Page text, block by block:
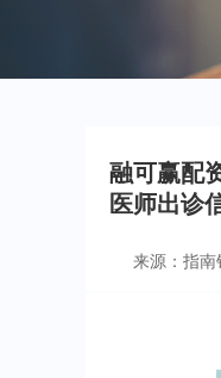
融可赢配
医师出诊
来源：指